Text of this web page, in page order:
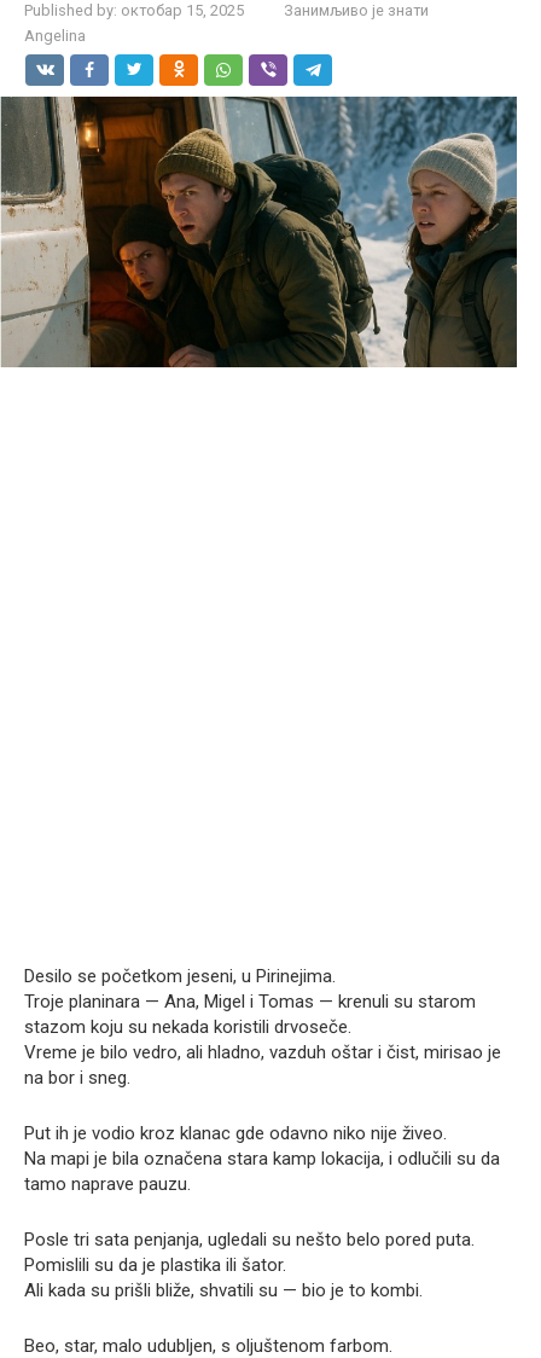
Published by: октобар 15, 2025
Занимљиво је знати
Angelina
Desilo se početkom jeseni, u Pirinejima.
Troje planinara — Ana, Migel i Tomas — krenuli su starom
stazom koju su nekada koristili drvoseče.
Vreme je bilo vedro, ali hladno, vazduh oštar i čist, mirisao je
na bor i sneg.
Put ih je vodio kroz klanac gde odavno niko nije živeo.
Na mapi je bila označena stara kamp lokacija, i odlučili su da
tamo naprave pauzu.
Posle tri sata penjanja, ugledali su nešto belo pored puta.
Pomislili su da je plastika ili šator.
Ali kada su prišli bliže, shvatili su — bio je to kombi.
Beo, star, malo udubljen, s oljuštenom farbom.